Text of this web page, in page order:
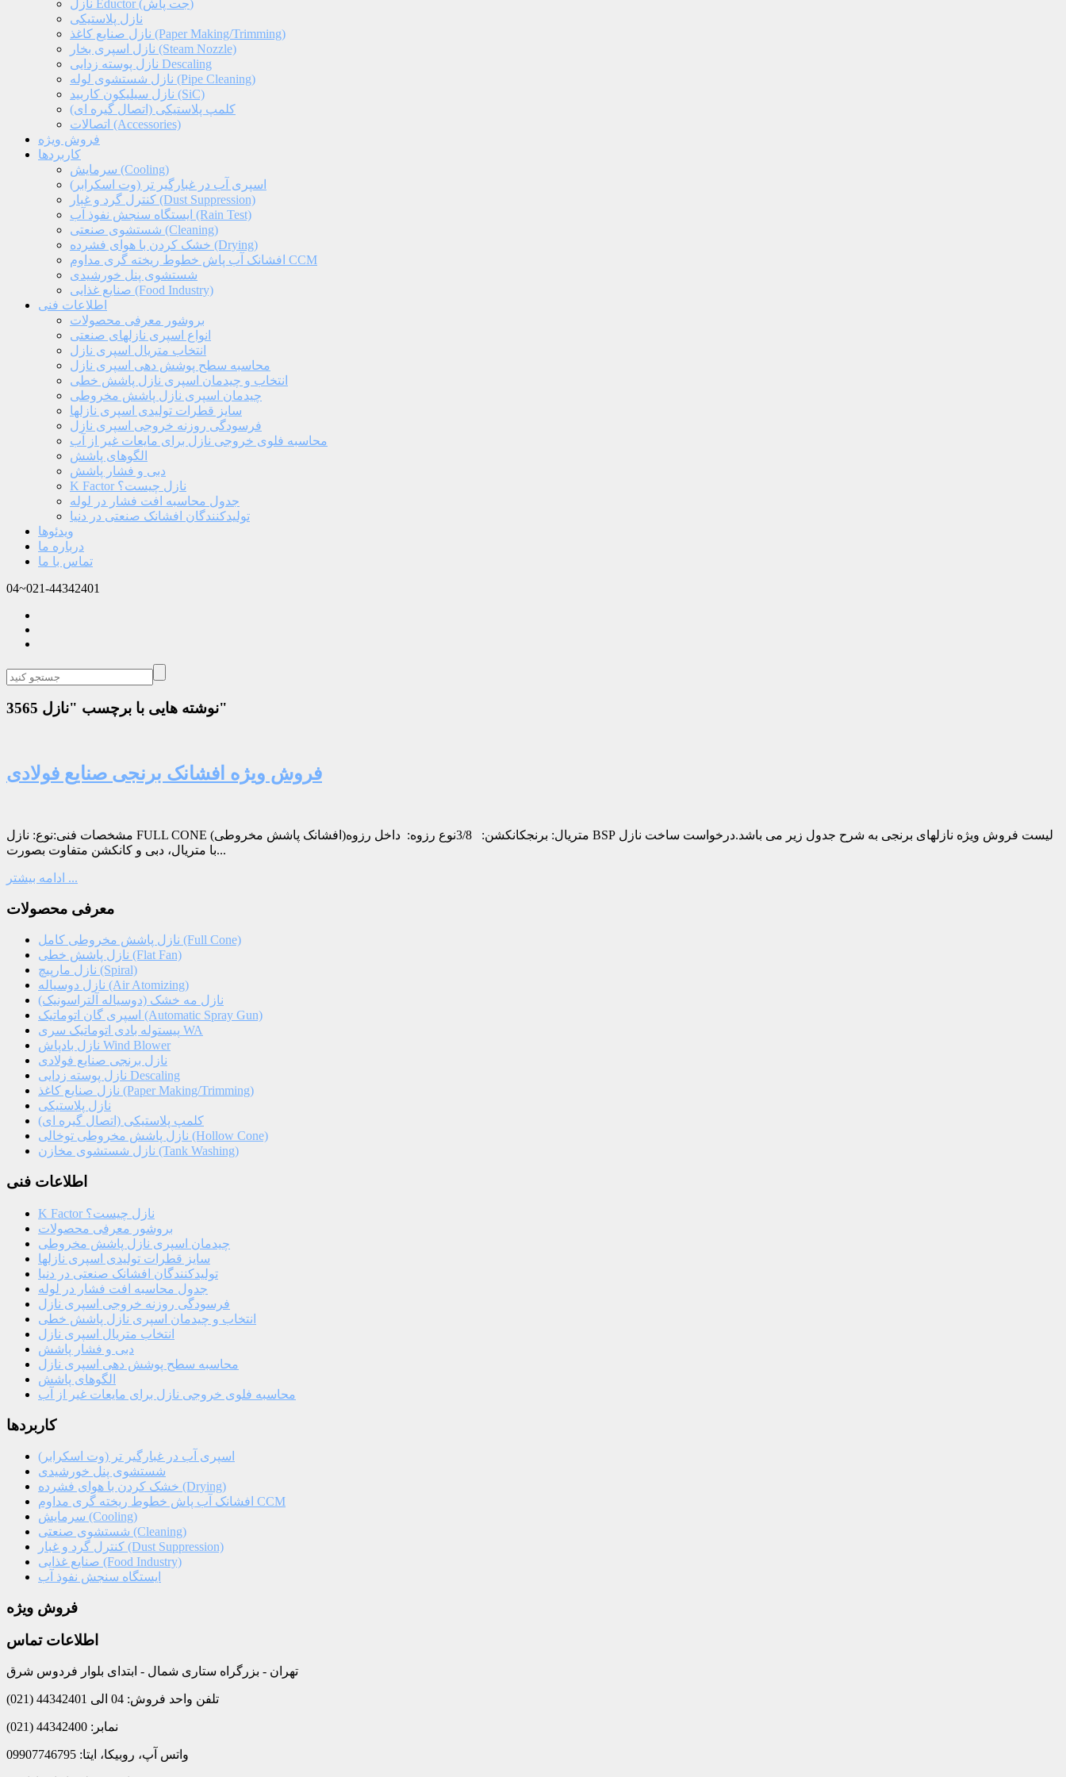
نازل Eductor (جت پاش)
نازل پلاستیکی
نازل صنایع کاغذ (Paper Making/Trimming)
نازل اسپری بخار (Steam Nozzle)
نازل پوسته زدایی Descaling
نازل شستشوی لوله (Pipe Cleaning)
نازل سیلیکون کاربید (SiC)
کلمپ پلاستیکی (اتصال گیره ای)
اتصالات (Accessories)
فروش ویژه
کاربردها
سرمایش (Cooling)
اسپری آب در غبارگیر تر (وت اسکرابر)
کنترل گرد و غبار (Dust Suppression)
ایستگاه سنجش نفوذ آب (Rain Test)
شستشوی صنعتی (Cleaning)
خشک کردن با هوای فشرده (Drying)
افشانک آب پاش خطوط ریخته گری مداوم CCM
شستشوی پنل خورشیدی
صنایع غذایی (Food Industry)
اطلاعات فنی
بروشور معرفی محصولات
انواع اسپری نازلهای صنعتی
انتخاب متریال اسپری نازل
محاسبه سطح پوشش دهی اسپری نازل
انتخاب و چیدمان اسپری نازل پاشش خطی
چیدمان اسپری نازل پاشش مخروطی
سایز قطرات تولیدی اسپری نازلها
فرسودگی روزنه خروجی اسپری نازل
محاسبه فلوی خروجی نازل برای مایعات غیر از آب
الگوهای پاشش
دبی و فشار پاشش
K Factor نازل چیست؟
جدول محاسبه افت فشار در لوله
تولیدکنندگان افشانک صنعتی در دنیا
ویدئوها
درباره ما
تماس با ما
04~021-44342401
نوشته هایی با برچسب "نازل 3565"
فروش ویژه افشانک برنجی صنایع فولادی
مشخصات فنی:نوع: نازل FULL CONE (افشانک پاشش مخروطی)متریال: برنجکانکشن: 3/8نوع رزوه: داخل رزوه BSP لیست فروش ویژه نازلهای برنجی به شرح جدول زیر می باشد.درخواست ساخت نازل
با متریال، دبی و کانکشن متفاوت بصورت...
ادامه بیشتر ...
معرفی محصولات
نازل پاشش مخروطی کامل (Full Cone)
نازل پاشش خطی (Flat Fan)
نازل مارپیچ (Spiral)
نازل دوسیاله (Air Atomizing)
نازل مه خشک (دوسیاله آلتراسونیک)
اسپری گان اتوماتیک (Automatic Spray Gun)
پیستوله بادی اتوماتیک سری WA
نازل بادپاش Wind Blower
نازل برنجی صنایع فولادی
نازل پوسته زدایی Descaling
نازل صنایع کاغذ (Paper Making/Trimming)
نازل پلاستیکی
کلمپ پلاستیکی (اتصال گیره ای)
نازل پاشش مخروطی توخالی (Hollow Cone)
نازل شستشوی مخازن (Tank Washing)
اطلاعات فنی
K Factor نازل چیست؟
بروشور معرفی محصولات
چیدمان اسپری نازل پاشش مخروطی
سایز قطرات تولیدی اسپری نازلها
تولیدکنندگان افشانک صنعتی در دنیا
جدول محاسبه افت فشار در لوله
فرسودگی روزنه خروجی اسپری نازل
انتخاب و چیدمان اسپری نازل پاشش خطی
انتخاب متریال اسپری نازل
دبی و فشار پاشش
محاسبه سطح پوشش دهی اسپری نازل
الگوهای پاشش
محاسبه فلوی خروجی نازل برای مایعات غیر از آب
کاربردها
اسپری آب در غبارگیر تر (وت اسکرابر)
شستشوی پنل خورشیدی
خشک کردن با هوای فشرده (Drying)
افشانک آب پاش خطوط ریخته گری مداوم CCM
سرمایش (Cooling)
شستشوی صنعتی (Cleaning)
کنترل گرد و غبار (Dust Suppression)
صنایع غذایی (Food Industry)
ایستگاه سنجش نفوذ آب
فروش ویژه
اطلاعات تماس
تهران - بزرگراه ستاری شمال - ابتدای بلوار فردوس شرق
تلفن واحد فروش: 04 الی 44342401 (021)
نمابر: 44342400 (021)
واتس آپ، روبیکا، ایتا: 09907746795